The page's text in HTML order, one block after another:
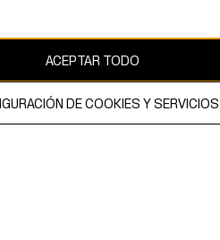
está protegido por copyright y es
ACEPTAR TODO
DE COOKIES Y SERVICIOS